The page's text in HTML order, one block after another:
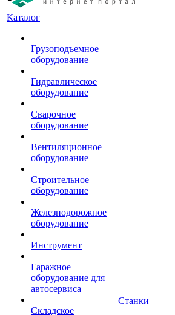
Каталог
Грузоподъемное
оборудование
Гидравлическое
оборудование
Сварочное
оборудование
Вентиляционное
оборудование
Строительное
оборудование
Железнодорожное
оборудование
Инструмент
Гаражное
оборудование для
автосервиса
Складское
Станки